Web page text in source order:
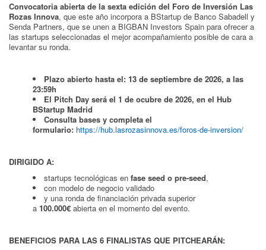
Convocatoria abierta de la sexta edición del Foro de Inversión Las
Rozas Innova, que este año incorpora a BStartup de Banco Sabadell y
Senda Partners, que se unen a BIGBAN Investors Spain para ofrecer a
las startups seleccionadas el mejor acompañamiento posible de cara a
levantar su ronda.
Plazo abierto hasta el: 13 de septiembre de 2026, a las
23:59h
El Pitch Day será el 1 de ocubre de 2026, en el Hub
BStartup Madrid
Consulta bases y completa el
formulario: https://hub.lasrozasinnova.es/foros-de-inversion/
DIRIGIDO A:
startups tecnológicas en fase seed o pre-seed,
con modelo de negocio validado
y una ronda de financiación privada superior
a 100.000€ abierta en el momento del evento.
BENEFICIOS PARA LAS 6 FINALISTAS QUE PITCHEARÁN: